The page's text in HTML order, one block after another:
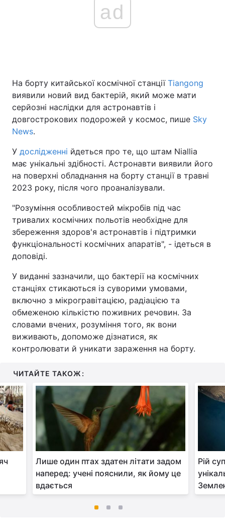
ad
На борту китайської космічної станції Tiangong
виявили новий вид бактерій, який може мати
серйозні наслідки для астронавтів і
довгострокових подорожей у космос, пише Sky
News.
У дослідженні йдеться про те, що штам Niallia
має унікальні здібності. Астронавти виявили його
на поверхні обладнання на борту станції в травні
2023 року, після чого проаналізували.
"Розуміння особливостей мікробів під час
тривалих космічних польотів необхідне для
збереження здоров'я астронавтів і підтримки
функціональності космічних апаратів", - ідеться в
доповіді.
У виданні зазначили, що бактерії на космічних
станціях стикаються із суворими умовами,
включно з мікрогравітацією, радіацією та
обмеженою кількістю поживних речовин. За
словами вчених, розуміння того, як вони
виживають, допоможе дізнатися, як
контролювати й уникати зараження на борту.
ЧИТАЙТЕ ТАКОЖ:
Лише один птах здатен літати задом
наперед: учені пояснили, як йому це
вдається
Рій